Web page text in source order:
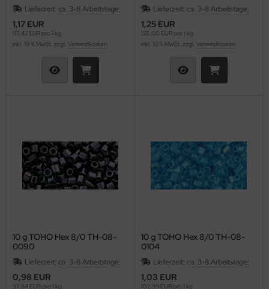
Lieferzeit: ca. 3-8 Arbeitstage;
1,17 EUR
117,42 EUR pro 1 kg
inkl. 19 % MwSt. zzgl. Versandkosten
Lieferzeit: ca. 3-8 Arbeitstage;
1,25 EUR
125,00 EUR pro 1 kg
inkl. 19 % MwSt. zzgl. Versandkosten
10 g TOHO Hex 8/0 TH-08-
0090
Lieferzeit: ca. 3-8 Arbeitstage;
0,98 EUR
97,84 EUR pro 1 kg
10 g TOHO Hex 8/0 TH-08-
0104
Lieferzeit: ca. 3-8 Arbeitstage;
1,03 EUR
102,99 EUR pro 1 kg